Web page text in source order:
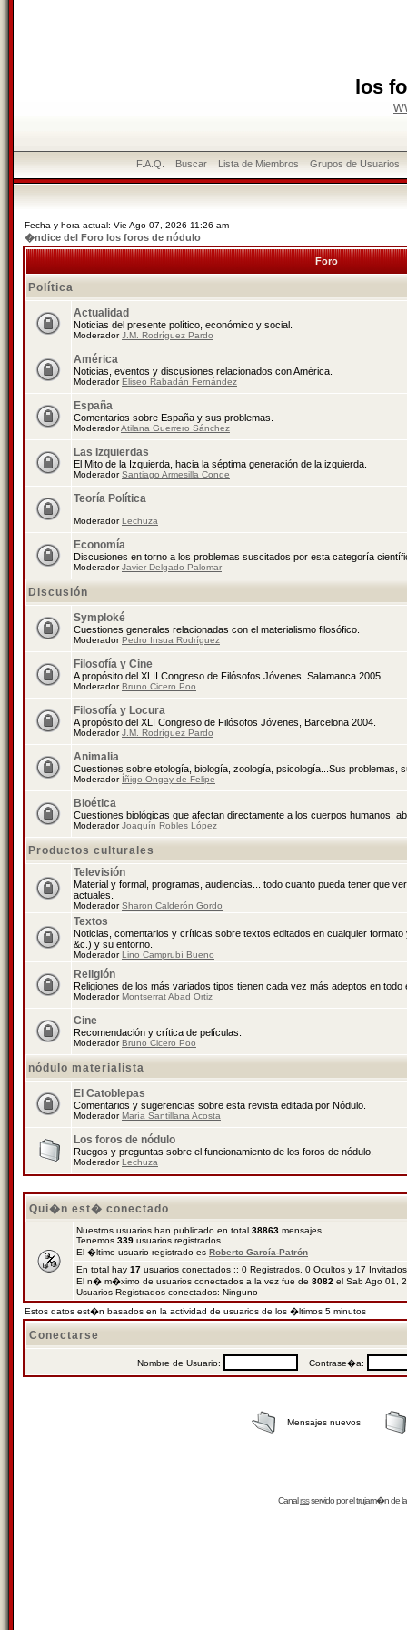
los
F.A.Q. Buscar Lista de Miembros Grupos de Usuarios
Fecha y hora actual: Vie Ago 07, 2026 11:26 am
�ndice del Foro los foros de nódulo
Foro
Política
Actualidad
Noticias del presente político, económico y social.
ModeradorJ.M. Rodríguez Pardo
América
Noticias, eventos y discusiones relacionados con América.
ModeradorEliseo Rabadán Fernández
España
Comentarios sobre España y sus problemas.
ModeradorAtilana Guerrero Sánchez
Las Izquierdas
El Mito de la Izquierda, hacia la séptima generación de la izquierda.
ModeradorSantiago Armesilla Conde
Teoría Política
ModeradorLechuza
Economía
Discusiones en torno a los problemas suscitados por esta categoría
ModeradorJavier Delgado Palomar
Discusión
Symploké
Cuestiones generales relacionadas con el materialismo filosófico.
ModeradorPedro Insua Rodríguez
Filosofía y Cine
A propósito del XLII Congreso de Filósofos Jóvenes, Salamanca 2005.
ModeradorBruno Cicero Poo
Filosofía y Locura
A propósito del XLI Congreso de Filósofos Jóvenes, Barcelona 2004.
ModeradorJ.M. Rodríguez Pardo
Animalia
Cuestiones sobre etología, biología, zoología, psicología...Sus problemas,
Moderador Íñigo Ongay de Felipe
Bioética
Cuestiones biológicas que afectan directamente a los cuerpos humanos:
ModeradorJoaquín Robles López
Productos culturales
Televisión
Material y formal, programas, audiencias... todo cuanto pueda tener que
actuales.
ModeradorSharon Calderón Gordo
Textos
Noticias, comentarios y críticas sobre textos editados en cualquier
&c.) y su entorno.
ModeradorLino Camprubí Bueno
Religión
Religiones de los más variados tipos tienen cada vez más adeptos en todo
ModeradorMontserrat Abad Ortiz
Cine
Recomendación y crítica de películas.
ModeradorBruno Cicero Poo
nódulo materialista
El Catoblepas
Comentarios y sugerencias sobre esta revista editada por Nódulo.
ModeradorMaría Santillana Acosta
Los foros de nódulo
Ruegos y preguntas sobre el funcionamiento de los foros de nódulo.
ModeradorLechuza
Qui�n est� conectado
Nuestros usuarios han publicado en total 38863 mensajes
Tenemos 339 usuarios registrados
El �ltimo usuario registrado es Roberto García-Patrón
En total hay 17 usuarios conectados :: 0 Registrados, 0 Ocultos y 17
El n� m�ximo de usuarios conectados a la vez fue de 8082 el Sab Ago 01,
Usuarios Registrados conectados: Ninguno
Estos datos est�n basados en la actividad de usuarios de los �ltimos 5 minutos
Conectarse
Nombre de Usuario: Contrase�a:
Mensajes nuevos
Canalrssservido por eltrujam�nde